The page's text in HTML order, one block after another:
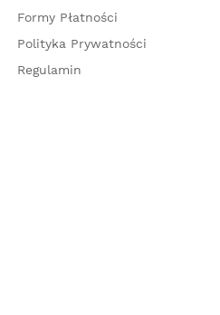
Formy Płatności
Polityka Prywatności
Regulamin